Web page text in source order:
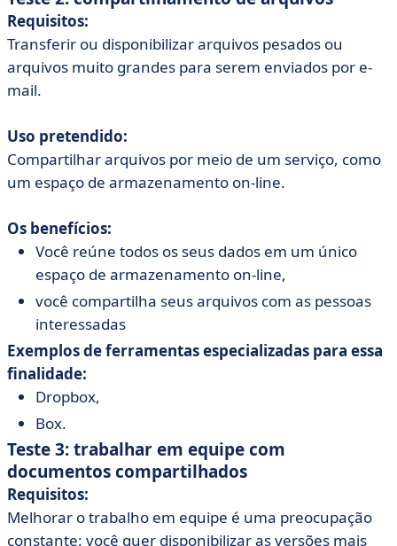
Requisitos:
Transferir ou disponibilizar arquivos pesados ou
arquivos muito grandes para serem enviados por e-
mail.
Uso pretendido:
Compartilhar arquivos por meio de um serviço, como
um espaço de armazenamento on-line.
Os benefícios:
Você reúne todos os seus dados em um único
espaço de armazenamento on-line,
você compartilha seus arquivos com as pessoas
interessadas
Exemplos de ferramentas especializadas para essa
finalidade:
Dropbox,
Box.
Teste 3: trabalhar em equipe com
documentos compartilhados
Requisitos:
Melhorar o trabalho em equipe é uma preocupação
constante: você quer disponibilizar as versões mais